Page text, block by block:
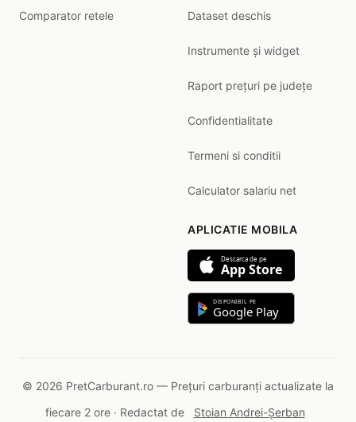
Comparator retele Dataset deschis
Instrumente și widget
Raport prețuri pe județe
Confidentialitate
Termeni si conditii
Calculator salariu net
APLICATIE MOBILA
Descarca de pe
App Store
DISPONIBIL PE
Google Play
© 2026 PretCarburant.ro — Prețuri carburanți actualizate la
fiecare 2 ore · Redactat de
Stoian Andrei-Șerban